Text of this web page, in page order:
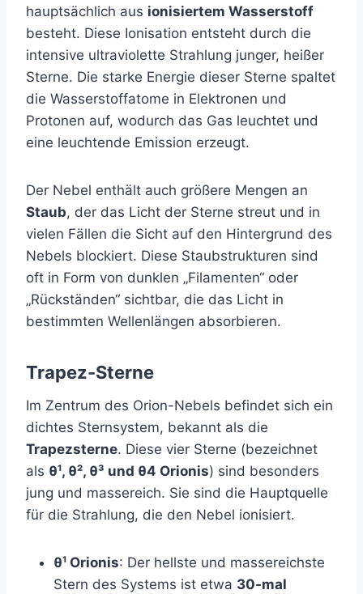
hauptsächlich aus ionisiertem Wasserstoff
besteht. Diese Ionisation entsteht durch die
intensive ultraviolette Strahlung junger, heißer
Sterne. Die starke Energie dieser Sterne spaltet
die Wasserstoffatome in Elektronen und
Protonen auf, wodurch das Gas leuchtet und
eine leuchtende Emission erzeugt.
Der Nebel enthält auch größere Mengen an
Staub, der das Licht der Sterne streut und in
vielen Fällen die Sicht auf den Hintergrund des
Nebels blockiert. Diese Staubstrukturen sind
oft in Form von dunklen „Filamenten“ oder
„Rückständen“ sichtbar, die das Licht in
bestimmten Wellenlängen absorbieren.
Trapez-Sterne
Im Zentrum des Orion-Nebels befindet sich ein
dichtes Sternsystem, bekannt als die
Trapezsterne. Diese vier Sterne (bezeichnet
als θ¹, θ², θ³ und θ4 Orionis) sind besonders
jung und massereich. Sie sind die Hauptquelle
für die Strahlung, die den Nebel ionisiert.
θ¹ Orionis: Der hellste und massereichste
Stern des Systems ist etwa 30-mal